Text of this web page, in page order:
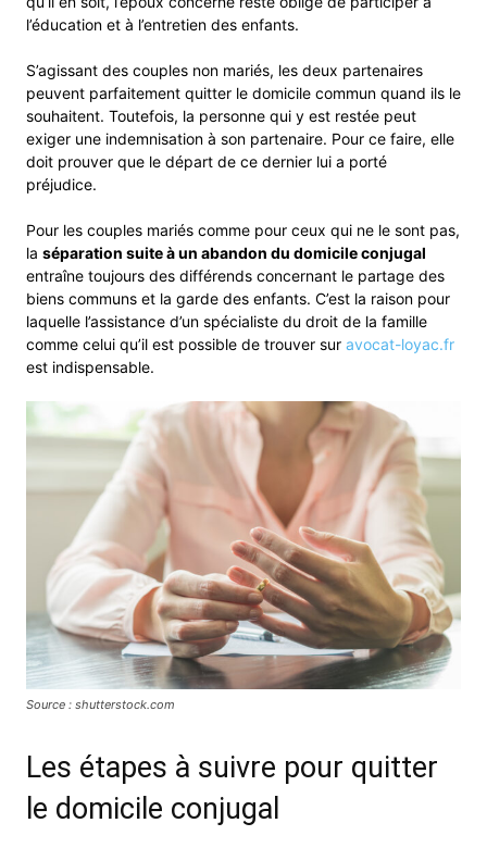
l’éducation et à l’entretien des enfants.
S’agissant des couples non mariés, les deux partenaires
peuvent parfaitement quitter le domicile commun quand ils le
souhaitent. Toutefois, la personne qui y est restée peut
exiger une indemnisation à son partenaire. Pour ce faire, elle
doit prouver que le départ de ce dernier lui a porté
préjudice.
Pour les couples mariés comme pour ceux qui ne le sont pas,
la séparation suite à un abandon du domicile conjugal
entraîne toujours des différends concernant le partage des
biens communs et la garde des enfants. C’est la raison pour
laquelle l’assistance d’un spécialiste du droit de la famille
comme celui qu’il est possible de trouver sur avocat-loyac.fr
est indispensable.
Source : shutterstock.com
Les étapes à suivre pour quitter
le domicile conjugal